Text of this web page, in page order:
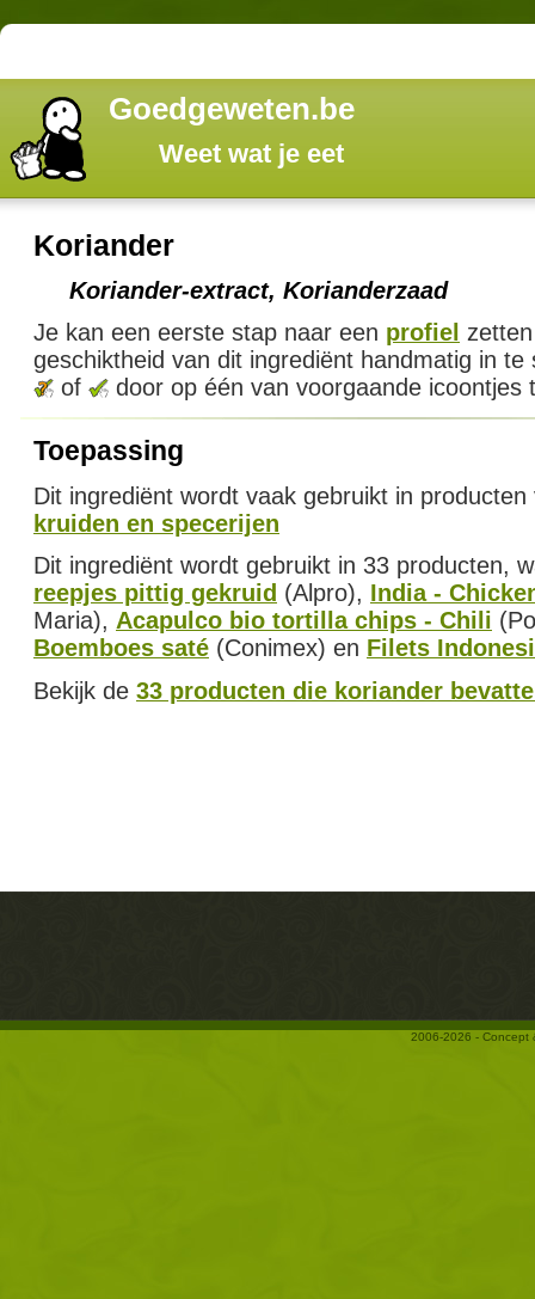
Goedgeweten.be
Weet wat je eet
Koriander
Koriander-extract, Korianderzaad
Je kan een eerste stap naar een profiel
geschiktheid van dit ingrediënt handmatig in
of
door op één van voorgaande icoontjes
Toepassing
Dit ingrediënt wordt vaak gebruikt in
kruiden en specerijen
Dit ingrediënt wordt gebruikt in 33 producten,
reepjes pittig gekruid (Alpro), India -
Maria), Acapulco bio tortilla chips - Chili
Boemboes saté (Conimex) en Filets
Bekijk de 33 producten die koriander
2006-2026 - Concept